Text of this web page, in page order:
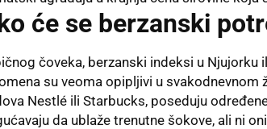
će se berzanski
čoveka, berzanski indeksi u
su veoma opipljivi u
Nestlé ili Starbucks, poseduju
da ublaže trenutne šokove, ali ni